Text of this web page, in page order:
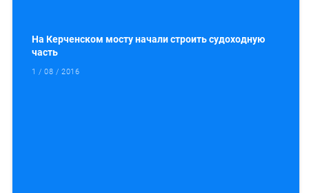
На Керченском мосту начали строить судоходную
часть
1 / 08 / 2016